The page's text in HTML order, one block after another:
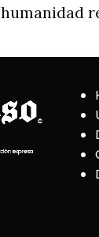
humanidad